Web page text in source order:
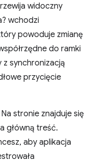
widoczny
wchodzi
powoduje zmianę
do ramki
synchronizacją
przycięcie
stronie znajduje się
główną treść.
aby aplikacja